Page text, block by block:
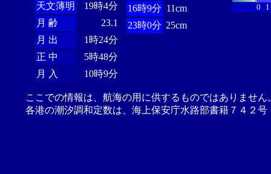
天文薄明
19時4分
月 齢
23.1
月 出
1時24分
正 中
5時48分
月 入
10時9分
16時9分 11cm
23時0分 25cm
0 1
ここでの情報は、航海の用に供するものではありませ
各港の潮汐調和定数は、海上保安庁水路部書籍７４２